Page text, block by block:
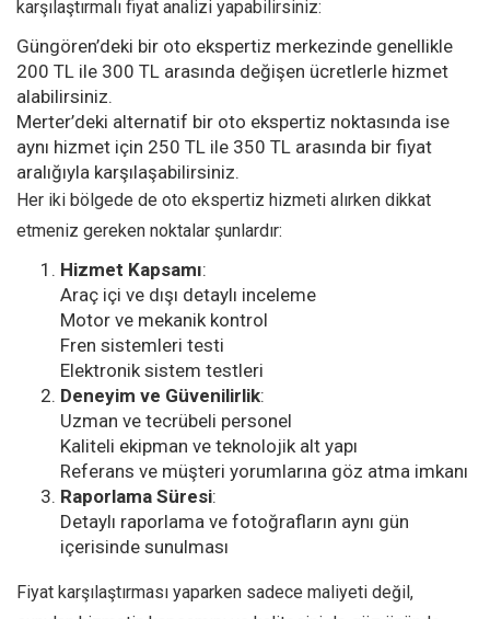
karşılaştırmalı fiyat analizi yapabilirsiniz:
Güngören’deki bir oto ekspertiz merkezinde genellikle
200 TL ile 300 TL arasında değişen ücretlerle hizmet
alabilirsiniz.
Merter’deki alternatif bir oto ekspertiz noktasında ise
aynı hizmet için 250 TL ile 350 TL arasında bir fiyat
aralığıyla karşılaşabilirsiniz.
Her iki bölgede de oto ekspertiz hizmeti alırken dikkat
etmeniz gereken noktalar şunlardır:
Hizmet Kapsamı:
Araç içi ve dışı detaylı inceleme
Motor ve mekanik kontrol
Fren sistemleri testi
Elektronik sistem testleri
Deneyim ve Güvenilirlik:
Uzman ve tecrübeli personel
Kaliteli ekipman ve teknolojik alt yapı
Referans ve müşteri yorumlarına göz atma imkanı
Raporlama Süresi:
Detaylı raporlama ve fotoğrafların aynı gün
içerisinde sunulması
Fiyat karşılaştırması yaparken sadece maliyeti değil,